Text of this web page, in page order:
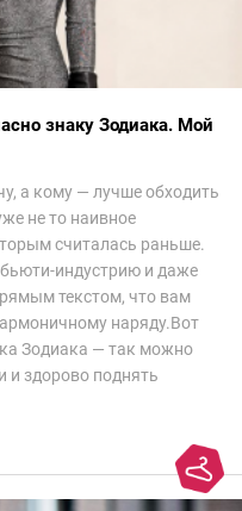
знаку Зодиака. Мой
а кому — лучше обходить
не то наивное
считалась раньше.
индустрию и даже
текстом, что вам
наряду.Вот
Зодиака — так можно
и здорово поднять